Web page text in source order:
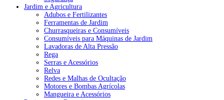
Jardim e Agricultura
Adubos e Fertilizantes
Ferramentas de Jardim
Churrasqueiras e Consumíveis
Consumíveis para Máquinas de Jardim
Lavadoras de Alta Pressão
Rega
Serras e Acessórios
Relva
Redes e Malhas de Ocultação
Motores e Bombas Agrícolas
Mangueira e Acessórios